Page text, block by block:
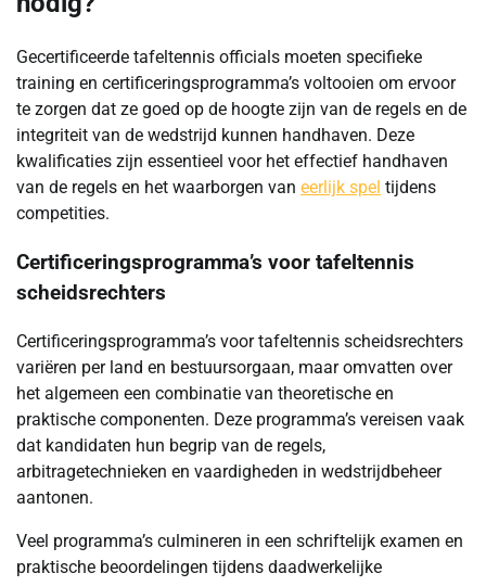
Gecertificeerde tafeltennis officials moeten specifieke
training en certificeringsprogramma’s voltooien om ervoor
te zorgen dat ze goed op de hoogte zijn van de regels en de
integriteit van de wedstrijd kunnen handhaven. Deze
kwalificaties zijn essentieel voor het effectief handhaven
van de regels en het waarborgen van eerlijk spel tijdens
competities.
Certificeringsprogramma’s voor tafeltennis
scheidsrechters
Certificeringsprogramma’s voor tafeltennis scheidsrechters
variëren per land en bestuursorgaan, maar omvatten over
het algemeen een combinatie van theoretische en
praktische componenten. Deze programma’s vereisen vaak
dat kandidaten hun begrip van de regels,
arbitragetechnieken en vaardigheden in wedstrijdbeheer
aantonen.
Veel programma’s culmineren in een schriftelijk examen en
praktische beoordelingen tijdens daadwerkelijke